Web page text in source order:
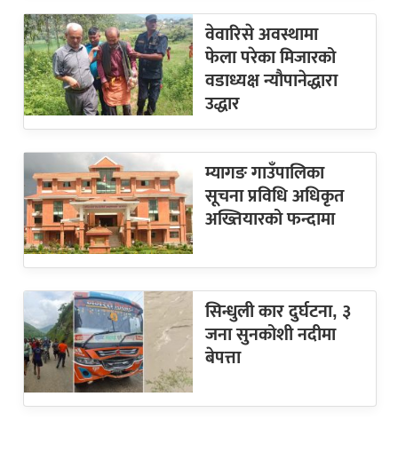
वेवारिसे अवस्थामा
फेला परेका मिजारको
वडाध्यक्ष न्यौपानेद्धारा
उद्धार
म्यागङ गाउँपालिका
सूचना प्रविधि अधिकृत
अख्तियारको फन्दामा
सिन्धुली कार दुर्घटना, ३
जना सुनकोशी नदीमा
बेपत्ता